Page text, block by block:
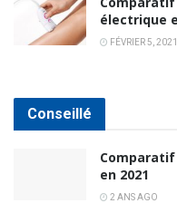
électrique
FÉVRIER 5, 2021
Conseillé
en 2021
2 ANS AGO